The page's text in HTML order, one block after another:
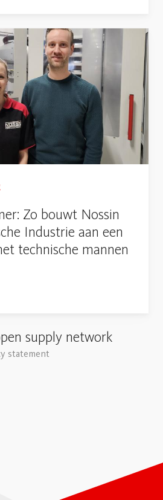
Zo bouwt Nossin
Industrie aan een
technische mannen
supply network
statement